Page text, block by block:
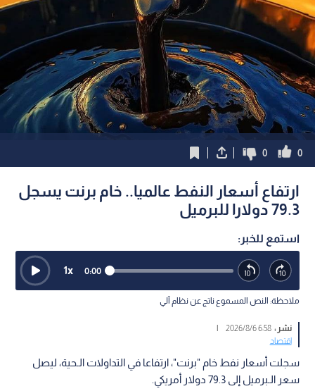
0
0
ارتفاع أسعار النفط عالميا.. خام برنت يسجل
79.3 دولارا للبرميل
استمع للخبر:
0:00
1x
ملاحظة: النص المسموع ناتج عن نظام آلي
نشر :6:58 2026/8/6
اقتصاد
سجلت أسعار نفط خام "برنت"، ارتفاعا في التداولات الـحية، ليصل
سعر الـبرميل إلى 79.3 دولار أمريكي.